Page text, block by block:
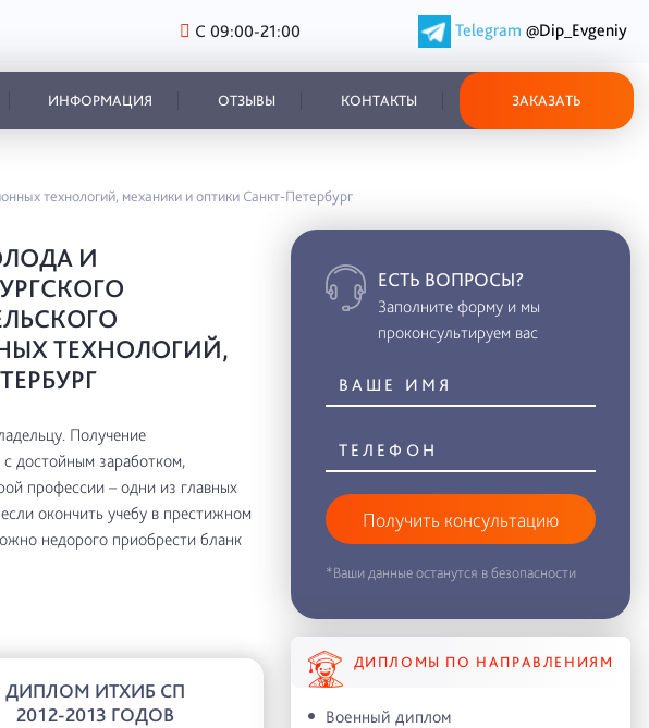
С 09:00-21:00 Telegram @Dip_Evgeniy
ИНФОРМАЦИЯ ОТЗЫВЫ КОНТАКТЫ ЗАКАЗАТЬ
технологий, механики и оптики Санкт-Петербург
И
ТЕХНОЛОГИЙ,
Получение
достойным заработком,
профессии – одни из главных
окончить учебу в престижном
недорого приобрести бланк
ДИПЛОМ ИТХИБ СП
2012-2013 ГОДОВ
ЕСТЬ ВОПРОСЫ?
Заполните форму и мы
проконсультируем вас
Получить консультацию
*Ваши данные останутся в безопасности
ДИПЛОМЫ ПО НАПРАВЛЕНИЯМ
Военный диплом